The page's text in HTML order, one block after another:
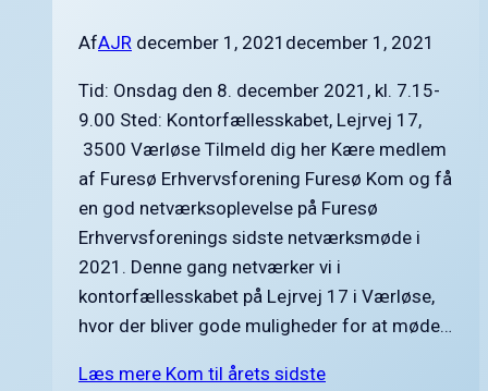
AfAJR december 1, 2021 december 1, 2021
Tid: Onsdag den 8. december 2021, kl. 7.15-
9.00 Sted: Kontorfællesskabet, Lejrvej 17,
3500 Værløse Tilmeld dig her Kære medlem
af Furesø Erhvervsforening Furesø Kom og få
en god netværksoplevelse på Furesø
Erhvervsforenings sidste netværksmøde i
2021. Denne gang netværker vi i
kontorfællesskabet på Lejrvej 17 i Værløse,
hvor der bliver gode muligheder for at møde…
Læs mere Kom til årets sidste